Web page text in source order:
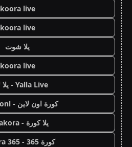
koora live
koora live
يلا شوت
koora live
Yalla Live - يلا لايف
كورة اون لاين - koora onl
يلا كورة - yallakora
كورة 365 - kooora 365